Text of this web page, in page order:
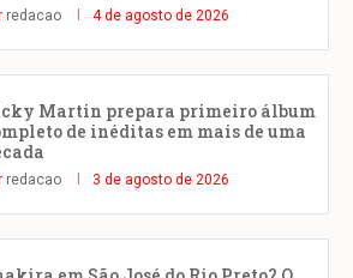
redacao 4 de agosto de 2026
Martin prepara primeiro álbum
de inéditas em mais de uma
redacao 3 de agosto de 2026